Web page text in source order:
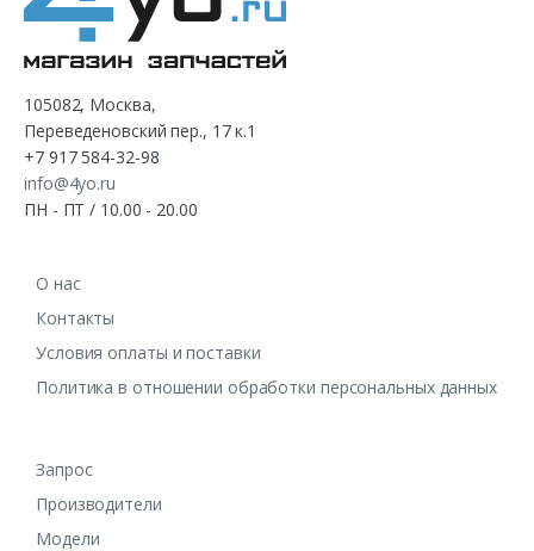
105082, Москва,
Переведеновский пер., 17 к.1
+7 917 584-32-98
info@4yo.ru
ПН - ПТ / 10.00 - 20.00
О нас
Контакты
Условия оплаты и поставки
Политика в отношении обработки персональных данных
Запрос
Производители
Модели